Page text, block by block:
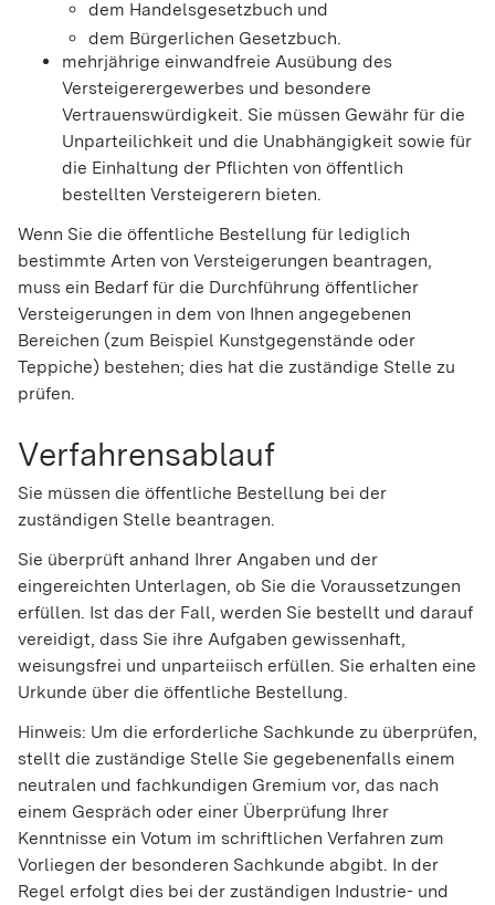
dem Handelsgesetzbuch und
dem Bürgerlichen Gesetzbuch.
mehrjährige einwandfreie Ausübung des
Versteigerergewerbes und besondere
Vertrauenswürdigkeit. Sie müssen Gewähr für die
Unparteilichkeit und die Unabhängigkeit sowie für
die Einhaltung der Pflichten von öffentlich
bestellten Versteigerern bieten.
Wenn Sie die öffentliche Bestellung für lediglich
bestimmte Arten von Versteigerungen beantragen,
muss ein Bedarf für die Durchführung öffentlicher
Versteigerungen in dem von Ihnen angegebenen
Bereichen (zum Beispiel Kunstgegenstände oder
Teppiche) bestehen; dies hat die zuständige Stelle zu
prüfen.
Verfahrensablauf
Sie müssen die öffentliche Bestellung bei der
zuständigen Stelle beantragen.
Sie überprüft anhand Ihrer Angaben und der
eingereichten Unterlagen, ob Sie die Voraussetzungen
erfüllen. Ist das der Fall, werden Sie bestellt und darauf
vereidigt, dass Sie ihre Aufgaben gewissenhaft,
weisungsfrei und unparteiisch erfüllen. Sie erhalten eine
Urkunde über die öffentliche Bestellung.
Hinweis: Um die erforderliche Sachkunde zu überprüfen,
stellt die zuständige Stelle Sie gegebenenfalls einem
neutralen und fachkundigen Gremium vor, das nach
einem Gespräch oder einer Überprüfung Ihrer
Kenntnisse ein Votum im schriftlichen Verfahren zum
Vorliegen der besonderen Sachkunde abgibt. In der
Regel erfolgt dies bei der zuständigen Industrie- und